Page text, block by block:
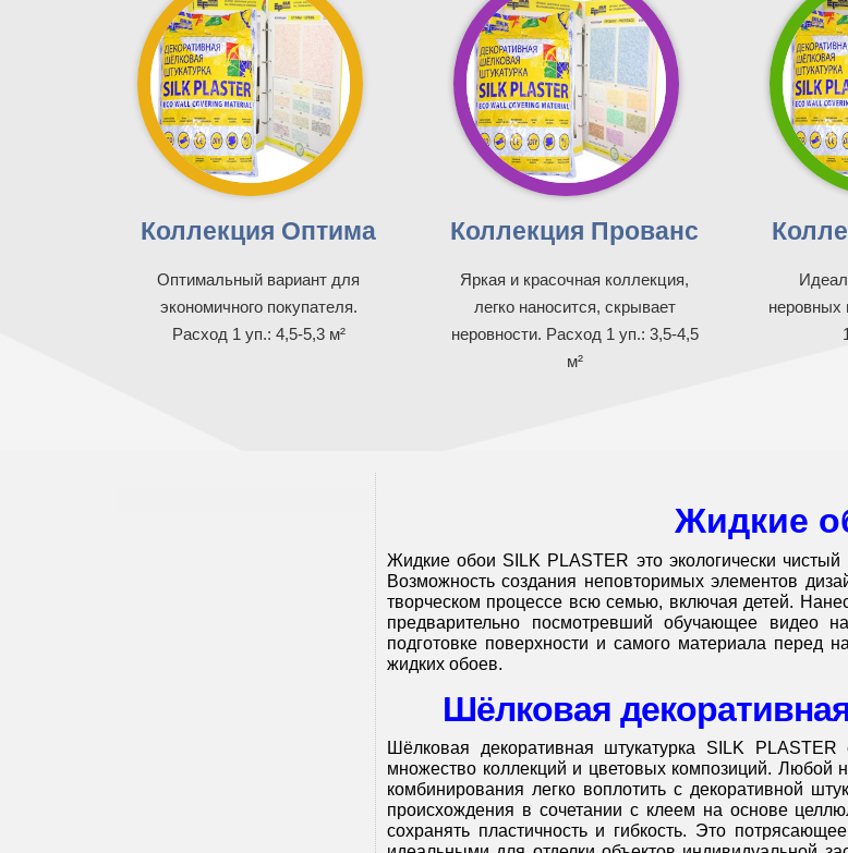
Коллекция Оптима
Оптимальный вариант для
экономичного покупателя.
Расход 1 уп.: 4,5-5,3 м²
Коллекция Прованс
Яркая и красочная коллекция,
легко наносится, скрывает
неровности. Расход 1 уп.: 3,5-4,5
м²
неровных
Жидкие
Жидкие обои SILK PLASTER это экологически
Возможность создания неповторимых элементов
творческом процессе всю семью, включая детей.
предварительно посмотревший обучающее видео
подготовке поверхности и самого материала перед
жидких обоев.
Шёлковая
Шёлковая декоративная штукатурка SILK
множество коллекций и цветовых композиций.
комбинирования легко воплотить с декоративной
происхождения в сочетании с клеем на основе
сохранять пластичность и гибкость. Это